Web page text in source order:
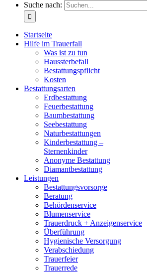
Suche nach:
Startseite
Hilfe im Trauerfall
Was ist zu tun
Haussterbefall
Bestattungspflicht
Kosten
Bestattungsarten
Erdbestattung
Feuerbestattung
Baumbestattung
Seebestattung
Naturbestattungen
Kinderbestattung –
Sternenkinder
Anonyme Bestattung
Diamantbestattung
Leistungen
Bestattungsvorsorge
Beratung
Behördenservice
Blumenservice
Trauerdruck + Anzeigenservice
Überführung
Hygienische Versorgung
Verabschiedung
Trauerfeier
Trauerrede